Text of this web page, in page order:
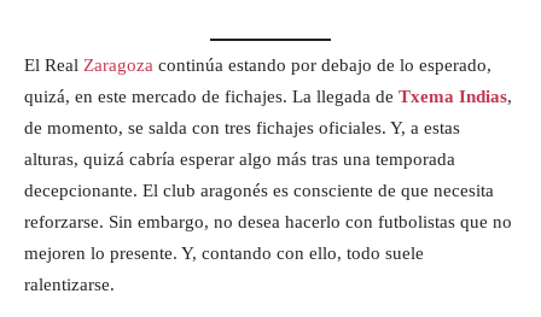
El Real Zaragoza continúa estando por debajo de lo esperado,
quizá, en este mercado de fichajes. La llegada de Txema Indias,
de momento, se salda con tres fichajes oficiales. Y, a estas
alturas, quizá cabría esperar algo más tras una temporada
decepcionante. El club aragonés es consciente de que necesita
reforzarse. Sin embargo, no desea hacerlo con futbolistas que no
mejoren lo presente. Y, contando con ello, todo suele
ralentizarse.